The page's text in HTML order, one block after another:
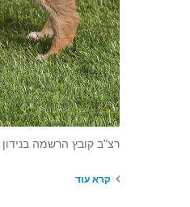
רצ"ב קובץ הרשמה בנידון
קרא עוד